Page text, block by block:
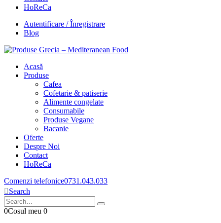
HoReCa
Autentificare / Înregistrare
Blog
Acasă
Produse
Cafea
Cofetarie & patiserie
Alimente congelate
Consumabile
Produse Vegane
Bacanie
Oferte
Despre Noi
Contact
HoReCa
Comenzi telefonice0731.043.033
Search
0Cosul meu 0